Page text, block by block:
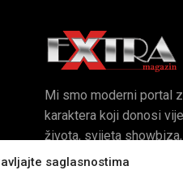
saglasnostima
Mi smo moderni portal
karaktera koji donosi
života, svijeta
popularne kulture.